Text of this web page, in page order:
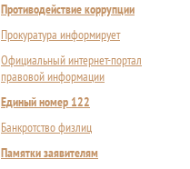
Противодействие коррупции
Прокуратура информирует
Официальный интернет-портал
правовой информации
Единый номер 122
Банкротство физлиц
Памятки заявителям